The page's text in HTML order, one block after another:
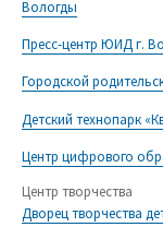
Вологды
Пресс-центр ЮИД г.
Городской
Детский технопарк
Центр цифрового
Центр творчества
Дворец творчества